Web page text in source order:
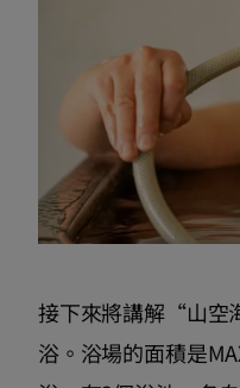
接下來將講解“山空
浴。浴場的面積是